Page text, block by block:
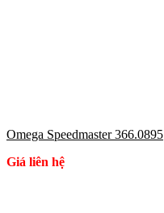
Omega Speedmaster 366.0895
Giá liên hệ